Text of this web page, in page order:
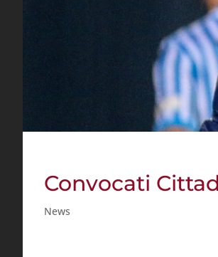
Convocati
News